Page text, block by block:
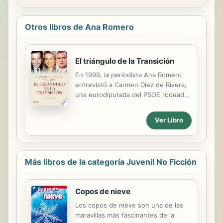
Otros libros de Ana Romero
El triángulo de la Transición
En 1999, la periodista Ana Romero
entrevistó a Carmen Díez de Rivera,
una eurodiputada del PSOE rodeada
conocida como la Musa de la
Transición, quiso contar su historia
antes de morir de cáncer, ese mismo
año, a los 57 años. Catorce años
memorias de esta hermosa mujer,
una mente política avanzada con
puede ser una profesión
permanente o una renta vitalicia.
Creo que hay que estar siempre en
Ver Libro
Más libros de la categoría Juvenil No Ficción
Copos de nieve
Los copos de nieve son una de las
maravillas más fascinantes de la